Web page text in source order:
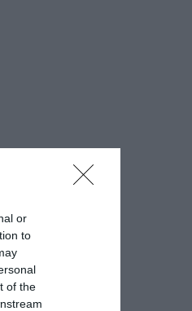
or
to
of the